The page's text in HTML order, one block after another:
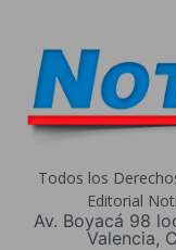
Todos los
Editorial
Av. Boyacá 98
Valencia,